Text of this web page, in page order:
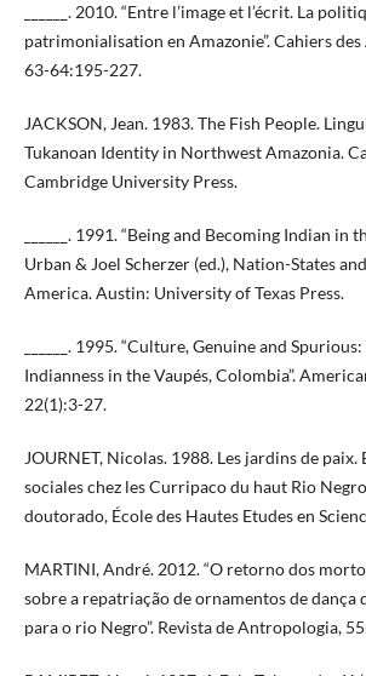
______. 2010. “Entre l’image et l’écrit. La
patrimonialisation en Amazonie”. Cahiers
63-64:195-227.
JACKSON, Jean. 1983. The Fish People.
Tukanoan Identity in Northwest Amazonia.
Cambridge University Press.
______. 1991. “Being and Becoming Indian in
Urban & Joel Scherzer (ed.), Nation-States
America. Austin: University of Texas Press.
______. 1995. “Culture, Genuine and
Indianness in the Vaupés, Colombia”.
22(1):3-27.
JOURNET, Nicolas. 1988. Les jardins de
sociales chez les Curripaco du haut Rio
doutorado, École des Hautes Etudes en
MARTINI, André. 2012. “O retorno dos
sobre a repatriação de ornamentos de dança
para o rio Negro”. Revista de Antropologia,